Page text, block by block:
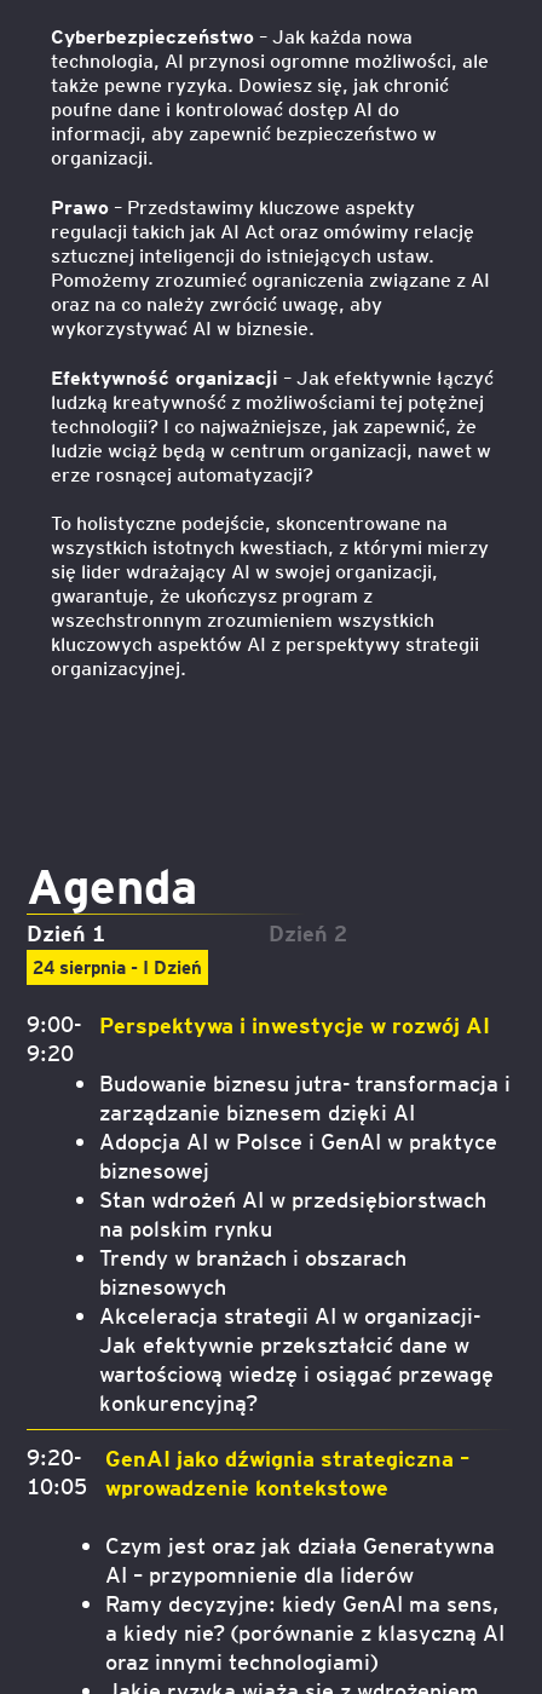
Cyberbezpieczeństwo – Jak każda nowa
technologia, AI przynosi ogromne możliwości, ale
także pewne ryzyka. Dowiesz się, jak chronić
poufne dane i kontrolować dostęp AI do
informacji, aby zapewnić bezpieczeństwo w
organizacji.
Prawo – Przedstawimy kluczowe aspekty
regulacji takich jak AI Act oraz omówimy relację
sztucznej inteligencji do istniejących ustaw.
Pomożemy zrozumieć ograniczenia związane z AI
oraz na co należy zwrócić uwagę, aby
wykorzystywać AI w biznesie.
Efektywność organizacji – Jak efektywnie łączyć
ludzką kreatywność z możliwościami tej potężnej
technologii? I co najważniejsze, jak zapewnić, że
ludzie wciąż będą w centrum organizacji, nawet w
erze rosnącej automatyzacji?
To holistyczne podejście, skoncentrowane na
wszystkich istotnych kwestiach, z którymi mierzy
się lider wdrażający AI w swojej organizacji,
gwarantuje, że ukończysz program z
wszechstronnym zrozumieniem wszystkich
kluczowych aspektów AI z perspektywy strategii
organizacyjnej.
Agenda
Dzień 1
24 sierpnia - I Dzień
Dzień 2
9:00-
9:20
Perspektywa i inwestycje w rozwój AI
Budowanie biznesu jutra- transformacja i
zarządzanie biznesem dzięki AI
Adopcja AI w Polsce i GenAI w praktyce
biznesowej
Stan wdrożeń AI w przedsiębiorstwach
na polskim rynku
Trendy w branżach i obszarach
biznesowych
Akceleracja strategii AI w organizacji-
Jak efektywnie przekształcić dane w
wartościową wiedzę i osiągać przewagę
konkurencyjną?
9:20-
10:05
GenAI jako dźwignia strategiczna –
wprowadzenie kontekstowe
Czym jest oraz jak działa Generatywna
AI – przypomnienie dla liderów
Ramy decyzyjne: kiedy GenAI ma sens,
a kiedy nie? (porównanie z klasyczną AI
oraz innymi technologiami)